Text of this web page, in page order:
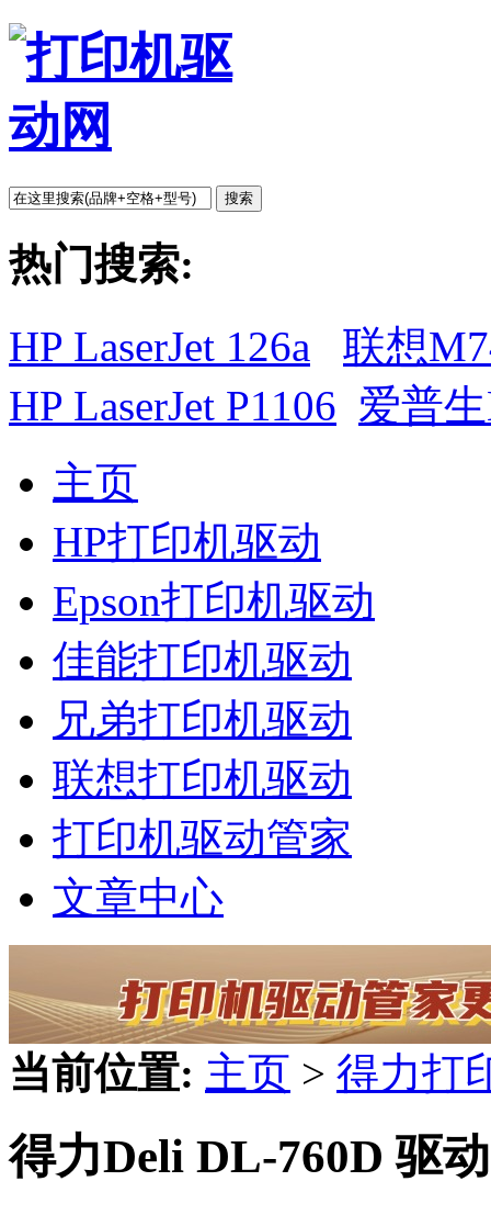
搜索
热门搜索:
HP LaserJet 126a
联想
HP LaserJet P1106 爱普
主页
HP打印机驱动
Epson打印机驱动
佳能打印机驱动
兄弟打印机驱动
联想打印机驱动
打印机驱动管家
文章中心
当前位置: 主页 > 得力打
得力Deli DL-760D 驱动